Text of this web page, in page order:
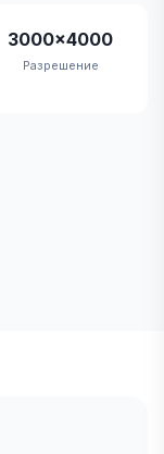
3000×4000
Разрешение